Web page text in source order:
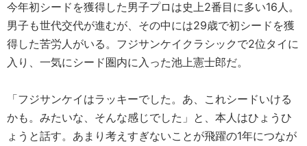
今年初シードを獲得した男子プロは史上2番目に多い16人。
男子も世代交代が進むが、その中には29歳で初シードを獲
得した苦労人がいる。フジサンケイクラシックで2位タイに
入り、一気にシード圏内に入った池上憲士郎だ。
「フジサンケイはラッキーでした。あ、これシードいける
かも。みたいな、そんな感じでした」と、本人はひょうひ
ょうと話す。あまり考えすぎないことが飛躍の1年につなが